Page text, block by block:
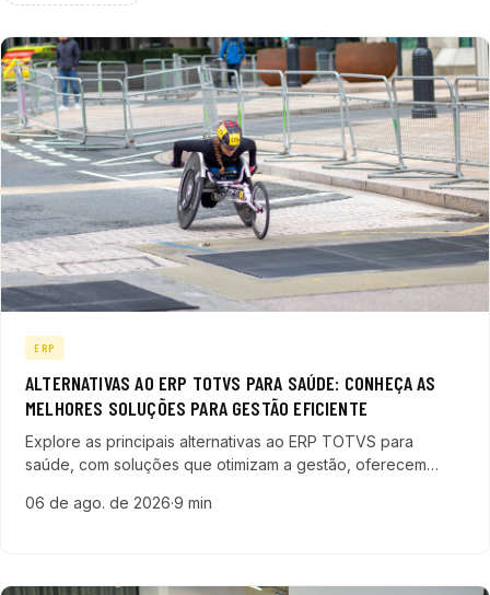
ERP
ALTERNATIVAS AO ERP TOTVS PARA SAÚDE: CONHEÇA AS
MELHORES SOLUÇÕES PARA GESTÃO EFICIENTE
Explore as principais alternativas ao ERP TOTVS para
saúde, com soluções que otimizam a gestão, oferecem
benefício para o setor.
06 de ago. de 2026·9 min